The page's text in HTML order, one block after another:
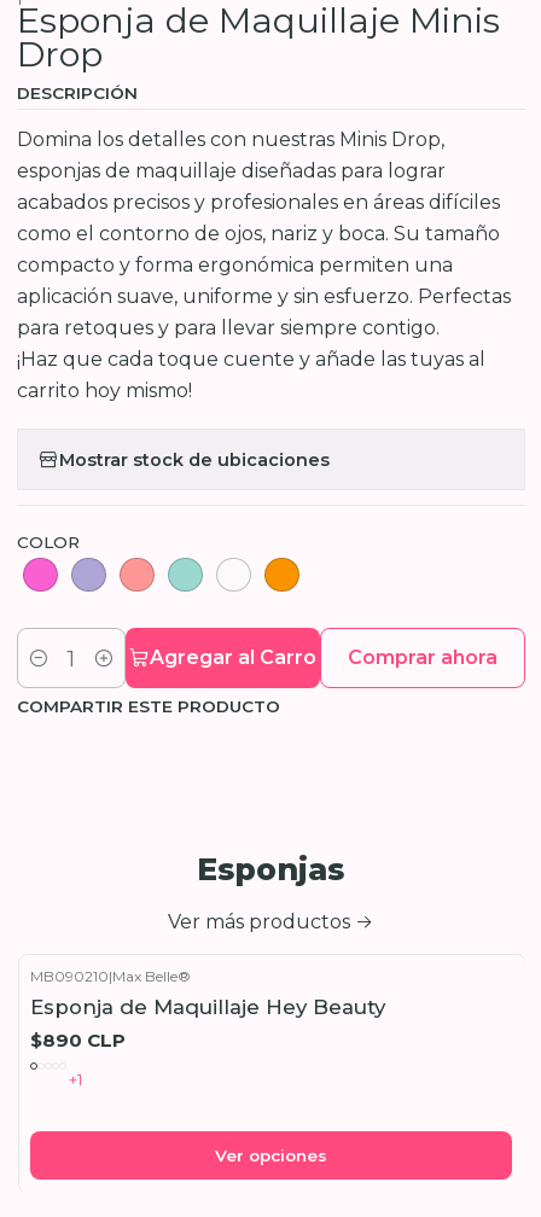
Esponja de Maquillaje Minis
Drop
DESCRIPCIÓN
Domina los detalles con nuestras Minis Drop,
esponjas de maquillaje diseñadas para lograr
acabados precisos y profesionales en áreas difíciles
como el contorno de ojos, nariz y boca. Su tamaño
compacto y forma ergonómica permiten una
aplicación suave, uniforme y sin esfuerzo. Perfectas
para retoques y para llevar siempre contigo.
¡Haz que cada toque cuente y añade las tuyas al
carrito hoy mismo!
Mostrar stock de ubicaciones
COLOR
Cantidad
Agregar al Carro Comprar ahora
COMPARTIR ESTE PRODUCTO
Esponjas
Ver más productos
MB090210|Max Belle®
Esponja de Maquillaje Hey Beauty
$890 CLP
+1
Ver opciones